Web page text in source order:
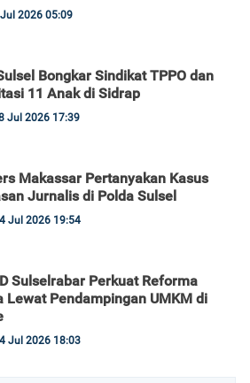
Jul 2026 05:09
Bongkar Sindikat TPPO dan
11 Anak di Sidrap
Jul 2026 17:39
Makassar Pertanyakan Kasus
Jurnalis di Polda Sulsel
Jul 2026 19:54
Sulselrabar Perkuat Reforma
Lewat Pendampingan UMKM di
Jul 2026 18:03